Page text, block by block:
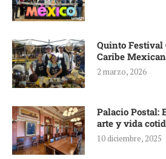
Quinto Festival
Caribe
2 marzo, 2026
Palacio Postal:
arte y vida
10 diciembre, 2025